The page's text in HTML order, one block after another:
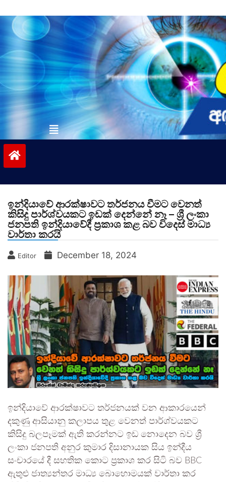
to
contentvinivida.lk
ඉන්දියාවේ ආරක්ෂාවට තර්ජනය වීමට වෙනත්
කිසිදු පාර්ශ්වයකට ඉඩක් දෙන්නේ නෑ – ශ්‍රී ලංකා
ජනපති ඉන්දියාවේදී ප්‍රකාශ කළ බව විදෙස් මාධ්‍ය
වාර්තා කරයි
Editor December 18, 2024
ඉන්දියාවේ ආරක්ෂාවට තර්ජනයක් වන ආකාරයෙන්
දකුණු ආසියානු කලාපය තුළ වෙනත් පාර්ශ්වයකට
කිසිදු බලපෑමක් ඇති කරන්නට ඉඩ නොදෙන බව ශ්‍රී
ලංකා ජනපති අනුර කුමාර දිසානායක සිය ඉන්දීය
සංචාරයේ දී සහතික කොට ප්‍රකාශ කර සිටි බව BBC
ඇතුළු ජාත්‍යන්තර මාධ්‍ය බොහොමයක් වාර්තා කර